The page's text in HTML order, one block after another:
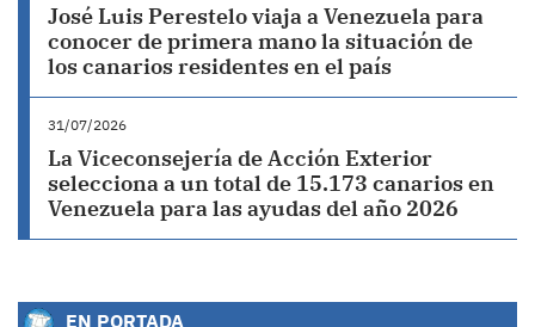
José Luis Perestelo viaja a Venezuela para
conocer de primera mano la situación de
los canarios residentes en el país
31/07/2026
La Viceconsejería de Acción Exterior
selecciona a un total de 15.173 canarios en
Venezuela para las ayudas del año 2026
EN PORTADA